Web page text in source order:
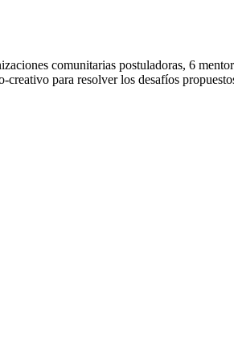
comunitarias postuladoras, 6
para resolver los desafíos